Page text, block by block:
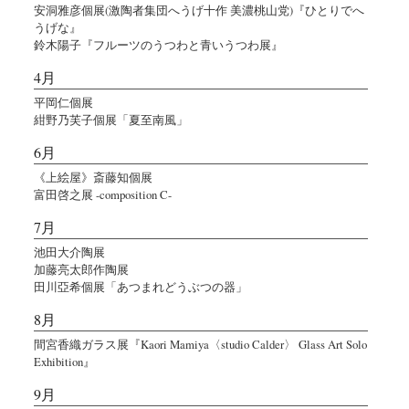
安洞雅彦個展(激陶者集団へうげ十作 美濃桃山党)『ひとりでへ
うげな』
鈴木陽子『フルーツのうつわと青いうつわ展』
4月
平岡仁個展
紺野乃芙子個展「夏至南風」
6月
《上絵屋》斎藤知個展
富田啓之展 -composition C-
7月
池田大介陶展
加藤亮太郎作陶展
田川亞希個展「あつまれどうぶつの器」
8月
間宮香織ガラス展『Kaori Mamiya〈studio Calder〉 Glass Art Solo
Exhibition』
9月